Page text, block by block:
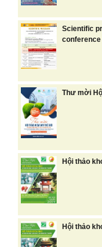
Scientific
conference
Thư mời
Hội thảo
Hội thảo